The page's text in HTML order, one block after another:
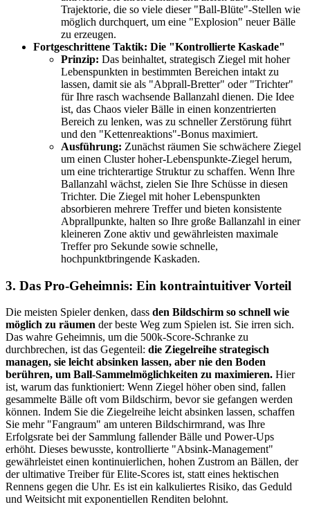
Trajektorie, die so viele dieser "Ball-Blüte"-Stellen wie
möglich durchquert, um eine "Explosion" neuer Bälle
zu erzeugen.
Fortgeschrittene Taktik: Die "Kontrollierte Kaskade"
Prinzip: Das beinhaltet, strategisch Ziegel mit hoher
Lebenspunkten in bestimmten Bereichen intakt zu
lassen, damit sie als "Abprall-Bretter" oder "Trichter"
für Ihre rasch wachsende Ballanzahl dienen. Die Idee
ist, das Chaos vieler Bälle in einen konzentrierten
Bereich zu lenken, was zu schneller Zerstörung führt
und den "Kettenreaktions"-Bonus maximiert.
Ausführung: Zunächst räumen Sie schwächere Ziegel
um einen Cluster hoher-Lebenspunkte-Ziegel herum,
um eine trichterartige Struktur zu schaffen. Wenn Ihre
Ballanzahl wächst, zielen Sie Ihre Schüsse in diesen
Trichter. Die Ziegel mit hoher Lebenspunkten
absorbieren mehrere Treffer und bieten konsistente
Abprallpunkte, halten so Ihre große Ballanzahl in einer
kleineren Zone aktiv und gewährleisten maximale
Treffer pro Sekunde sowie schnelle,
hochpunktbringende Kaskaden.
3. Das Pro-Geheimnis: Ein kontraintuitiver Vorteil
Die meisten Spieler denken, dass den Bildschirm so schnell wie
möglich zu räumen der beste Weg zum Spielen ist. Sie irren sich.
Das wahre Geheimnis, um die 500k-Score-Schranke zu
durchbrechen, ist das Gegenteil: die Ziegelreihe strategisch
managen, sie leicht absinken lassen, aber nie den Boden
berühren, um Ball-Sammelmöglichkeiten zu maximieren. Hier
ist, warum das funktioniert: Wenn Ziegel höher oben sind, fallen
gesammelte Bälle oft vom Bildschirm, bevor sie gefangen werden
können. Indem Sie die Ziegelreihe leicht absinken lassen, schaffen
Sie mehr "Fangraum" am unteren Bildschirmrand, was Ihre
Erfolgsrate bei der Sammlung fallender Bälle und Power-Ups
erhöht. Dieses bewusste, kontrollierte "Absink-Management"
gewährleistet einen kontinuierlichen, hohen Zustrom an Bällen, der
der ultimative Treiber für Elite-Scores ist, statt eines hektischen
Rennens gegen die Uhr. Es ist ein kalkuliertes Risiko, das Geduld
und Weitsicht mit exponentiellen Renditen belohnt.